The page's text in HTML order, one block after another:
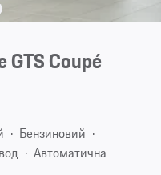
GTS Coupé
Бензиновий
Автоматична